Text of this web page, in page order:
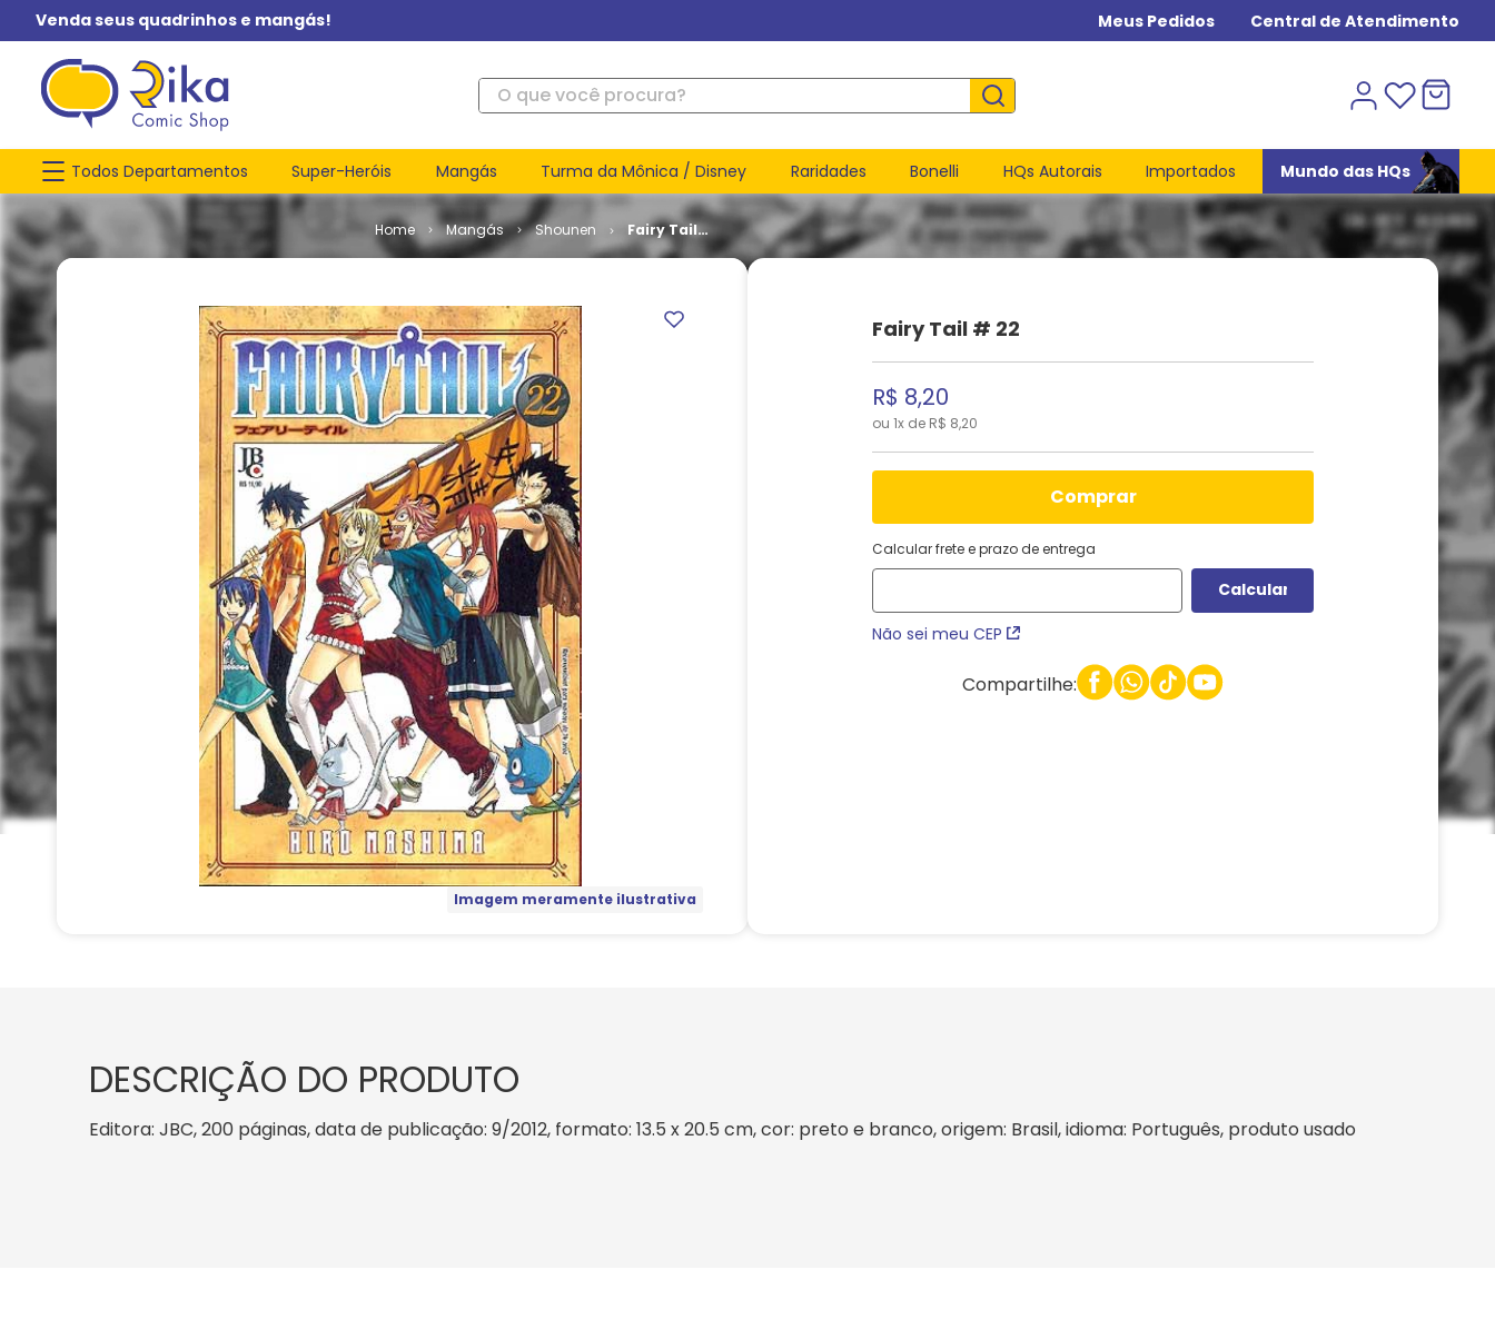
Venda seus quadrinhos e mangás! Meus Pedidos Central de Atendimento
O que você procura?
Todos Departamentos Super-Heróis Mangás Turma da Mônica / Disney Raridades Bonelli HQs Autorais Importados Mundo das HQs
Mangás Shounen
Fairy Tail
# 22
Imagem meramente ilustrativa
Fairy Tail # 22
R$ 8,20
ou 1x de R$ 8,20
comprar
Calcular frete e prazo de entrega
Não sei meu CEP
Compartilhe:
DESCRIÇÃO DO PRODUTO
Editora: JBC, 200 páginas, data de publicação: 9/2012, formato: 13.5 x 20.5 cm, cor: preto e branco, origem: Brasil, idioma: Português, produto usado